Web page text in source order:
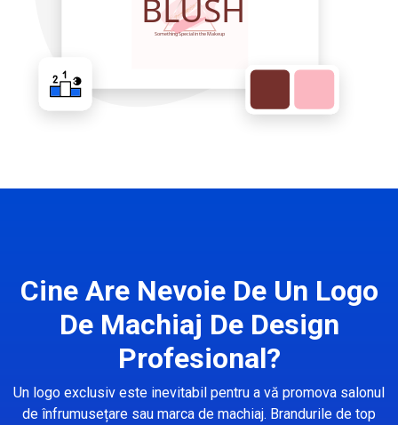
Cine Are Nevoie De Un Logo
De Machiaj De Design
Profesional?
Un logo exclusiv este inevitabil pentru a vă promova salonul
de înfrumusețare sau marca de machiaj. Brandurile de top